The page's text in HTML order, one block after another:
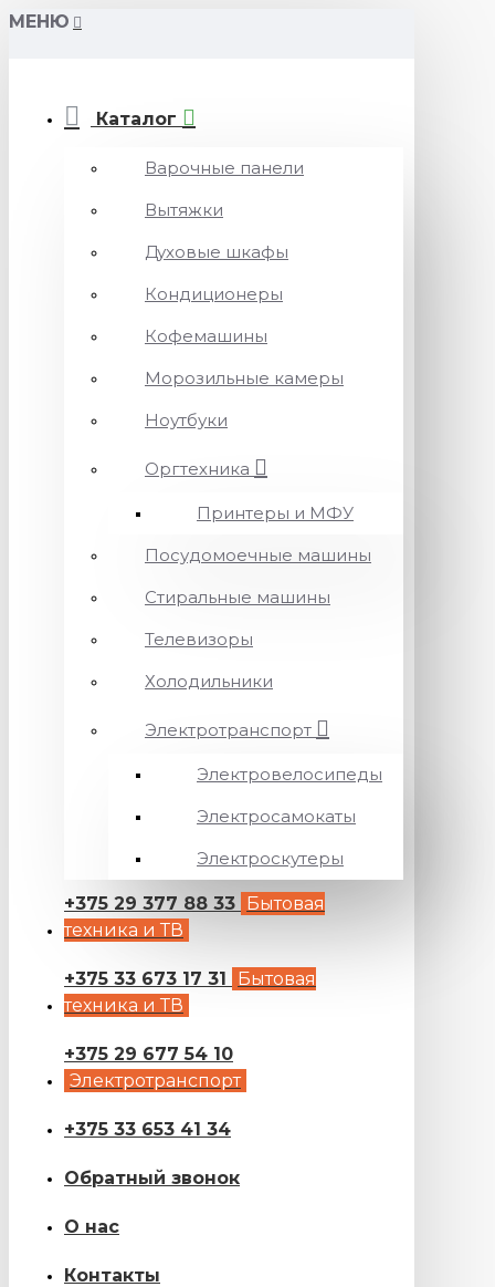
МЕНЮ
Каталог
Варочные панели
Вытяжки
Духовые шкафы
Кондиционеры
Кофемашины
Морозильные камеры
Ноутбуки
Оргтехника
Принтеры и МФУ
Посудомоечные машины
Стиральные машины
Телевизоры
Холодильники
Электротранспорт
Электровелосипеды
Электросамокаты
Электроскутеры
+375 29 377 88 33 Бытовая
техника и ТВ
+375 33 673 17 31
Бытовая
техника и ТВ
+375 29 677 54 10
Электротранспорт
+375 33 653 41 34
Обратный звонок
О нас
Контакты